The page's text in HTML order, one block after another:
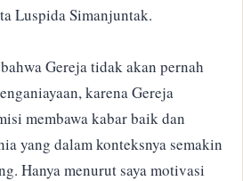
Luspida Simanjuntak.
Gereja tidak akan pernah
karena Gereja
membawa kabar baik dan
yang dalam konteksnya semakin
Hanya menurut saya motivasi